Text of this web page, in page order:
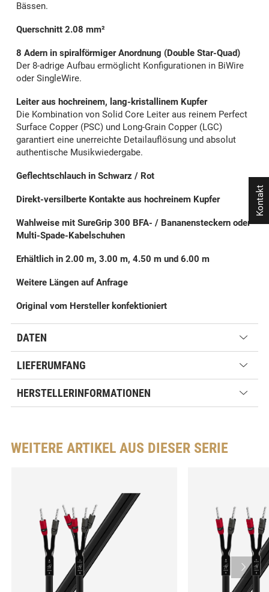
Bässen.
Querschnitt 2.08 mm²
8 Adern in spiralförmiger Anordnung (Double Star-Quad)
Der 8-adrige Aufbau ermöglicht Konfigurationen in BiWire
oder SingleWire.
Leiter aus hochreinem, lang-kristallinem Kupfer
Die Kombination von Solid Core Leiter aus reinem Perfect
Surface Copper (PSC) und Long-Grain Copper (LGC)
garantiert eine unerreichte Detailauflösung und absolut
authentische Musikwiedergabe.
Geflechtschlauch in Schwarz / Rot
Direkt-versilberte Kontakte aus hochreinem Kupfer
Wahlweise mit SureGrip 300 BFA- / Bananensteckern oder
Multi-Spade-Kabelschuhen
Erhältlich in 2.00 m, 3.00 m, 4.50 m und 6.00 m
Weitere Längen auf Anfrage
Original vom Hersteller konfektioniert
DATEN
LIEFERUMFANG
HERSTELLERINFORMATIONEN
WEITERE ARTIKEL AUS DIESER SERIE
Kontakt